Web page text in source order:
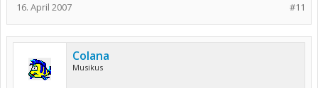
#11
16. April 2007
Colana
Musikus